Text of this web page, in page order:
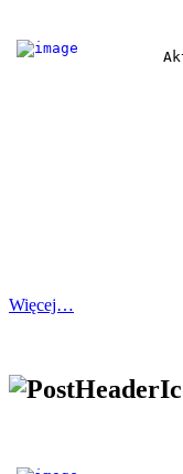
Więcej…